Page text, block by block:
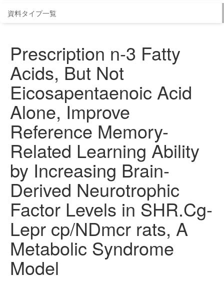
資料タイプ一覧
Prescription n-3 Fatty
Acids, But Not
Eicosapentaenoic Acid
Alone, Improve
Reference Memory-
Related Learning Ability
by Increasing Brain-
Derived Neurotrophic
Factor Levels in SHR.Cg-
Lepr cp/NDmcr rats, A
Metabolic Syndrome
Model